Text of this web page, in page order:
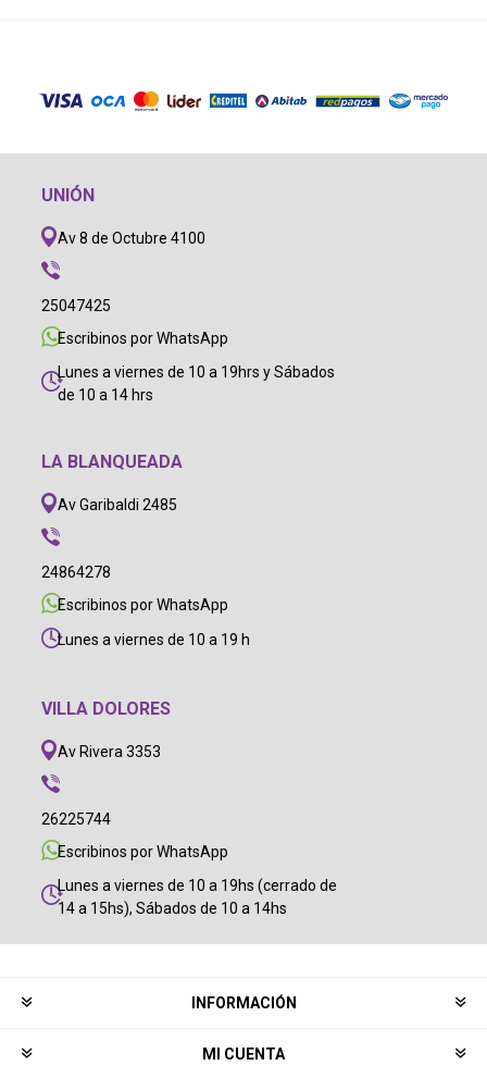
UNIÓN
Av 8 de Octubre 4100
25047425
Escribinos por WhatsApp
Lunes a viernes de 10 a 19hrs y Sábados
de 10 a 14 hrs
LA BLANQUEADA
Av Garibaldi 2485
24864278
Escribinos por WhatsApp
Lunes a viernes de 10 a 19 h
VILLA DOLORES
Av Rivera 3353
26225744
Escribinos por WhatsApp
Lunes a viernes de 10 a 19hs (cerrado de
14 a 15hs), Sábados de 10 a 14hs
INFORMACIÓN
MI CUENTA